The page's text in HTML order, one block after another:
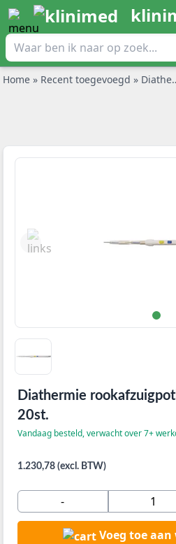
Home » Recent toegevoegd » Diathermie rookafzuigpotlood UltraVac per 20st.
Diathermie
20st.
Vandaag besteld, verwacht over 7+
1.230,78 (excl. BTW)
-
Voeg toe